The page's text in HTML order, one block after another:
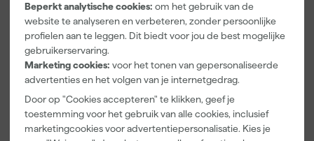
Beperkt analytische cookies: om het gebruik van de
website te analyseren en verbeteren, zonder persoonlijke
profielen aan te leggen. Dit biedt voor jou de best mogelijke
gebruikerservaring.
Marketing cookies: voor het tonen van gepersonaliseerde
advertenties en het volgen van je internetgedrag.
Door op "Cookies accepteren" te klikken, geef je
toestemming voor het gebruik van alle cookies, inclusief
marketingcookies voor advertentiepersonalisatie. Kies je
Paintura
Lucamax
Washi tape -
50mx24mm
Morgen
bezorgd
Farrow & Ball
F&B
Kleurenwaaie
r
Morgen
bezorgd
Go!Paint Roll
And Go
Verfemmer -
18cm Roller -
8L + 5
Inzetemmers
Morgen
bezorgd